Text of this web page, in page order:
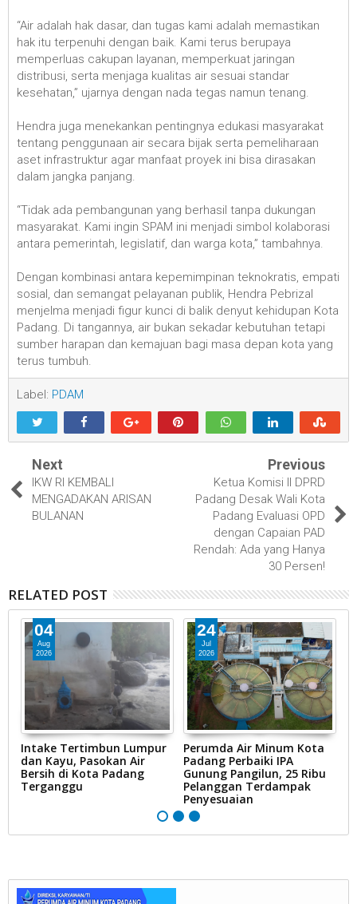
“Air adalah hak dasar, dan tugas kami adalah memastikan
hak itu terpenuhi dengan baik. Kami terus berupaya
memperluas cakupan layanan, memperkuat jaringan
distribusi, serta menjaga kualitas air sesuai standar
kesehatan,” ujarnya dengan nada tegas namun tenang.
Hendra juga menekankan pentingnya edukasi masyarakat
tentang penggunaan air secara bijak serta pemeliharaan
aset infrastruktur agar manfaat proyek ini bisa dirasakan
dalam jangka panjang.
“Tidak ada pembangunan yang berhasil tanpa dukungan
masyarakat. Kami ingin SPAM ini menjadi simbol kolaborasi
antara pemerintah, legislatif, dan warga kota,” tambahnya.
Dengan kombinasi antara kepemimpinan teknokratis, empati
sosial, dan semangat pelayanan publik, Hendra Pebrizal
menjelma menjadi figur kunci di balik denyut kehidupan Kota
Padang. Di tangannya, air bukan sekadar kebutuhan tetapi
sumber harapan dan kemajuan bagi masa depan kota yang
terus tumbuh.
Label: PDAM
Next
IKW RI KEMBALI
MENGADAKAN ARISAN
BULANAN
Previous
Ketua Komisi II DPRD
Padang Desak Wali Kota
Padang Evaluasi OPD
dengan Capaian PAD
Rendah: Ada yang Hanya
30 Persen!
RELATED POST
04
Aug
2026
Intake Tertimbun Lumpur
dan Kayu, Pasokan Air
Bersih di Kota Padang
Terganggu
24
Jul
2026
Perumda Air Minum Kota
Padang Perbaiki IPA
Gunung Pangilun, 25 Ribu
Pelanggan Terdampak
Penyesuaian